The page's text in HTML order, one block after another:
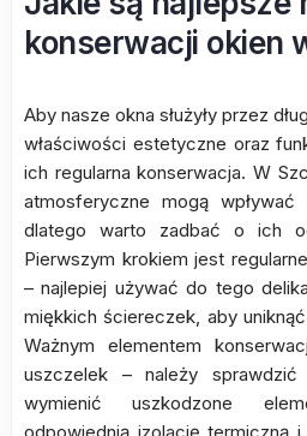
konserwacji okien
Aby nasze okna służyły przez
właściwości estetyczne oraz
ich regularna konserwacja. W
atmosferyczne mogą
dlatego warto zadbać o ich
Pierwszym krokiem jest
– najlepiej używać do tego
miękkich ściereczek, aby
Ważnym elementem
uszczelek – należy
wymienić uszkodzone